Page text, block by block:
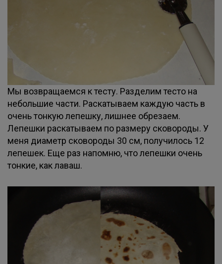
Мы возвращаемся к тесту. Разделим тесто на
небольшие части. Раскатываем каждую часть в
очень тонкую лепешку, лишнее обрезаем.
Лепешки раскатываем по размеру сковороды. У
меня диаметр сковороды 30 см, получилось 12
лепешек. Еще раз напомню, что лепешки очень
тонкие, как лаваш.